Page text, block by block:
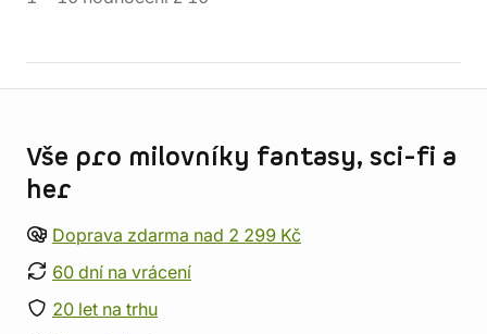
Vše pro milovníky fantasy, sci-fi a
her
Doprava zdarma nad 2 299 Kč
60 dní na vrácení
20 let na trhu